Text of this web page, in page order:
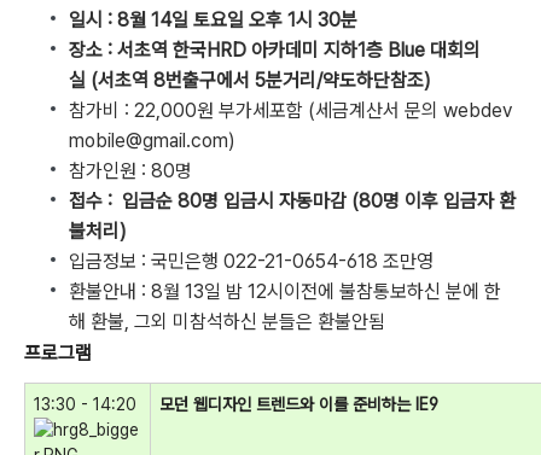
일시 : 8월 14일 토요일 오후 1시 30분
장소 : 서초역 한국HRD 아카데미 지하1층 Blue 대회의
실 (서초역 8번출구에서 5분거리/약도하단참조)
참가비 : 22,000원 부가세포함 (세금계산서 문의 webdev
mobile@gmail.com)
참가인원 : 80명
접수 : 입금순 80명 입금시 자동마감 (80명 이후 입금자 환
불처리)
입금정보 : 국민은행 022-21-0654-618 조만영
환불안내 : 8월 13일 밤 12시이전에 불참통보하신 분에 한
해 환불, 그외 미참석하신 분들은 환불안됨
프로그램
13:30 - 14:20 모던 웹디자인 트렌드와 이를 준비하는 IE9